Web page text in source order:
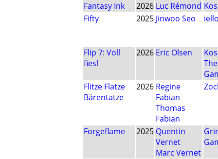
Fantasy Ink 2026 Luc Rémond
Fifty
2025 Jinwoo Seo
Flip 7: Voll
fies!
2026 Eric Olsen
Flitze Flatze
Bärentatze
2026 Regine
Fabian
Thomas
Fabian
Forgeflame 2025 Quentin
Vernet
Marc Vernet